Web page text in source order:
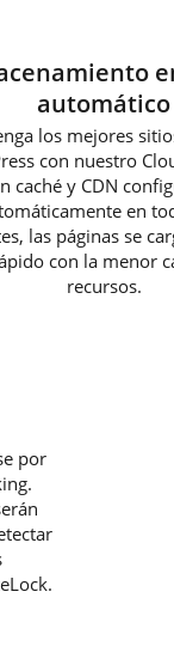
automático
los mejores
con nuestro
caché y CDN
en
las páginas se
con la menor
recursos.
por